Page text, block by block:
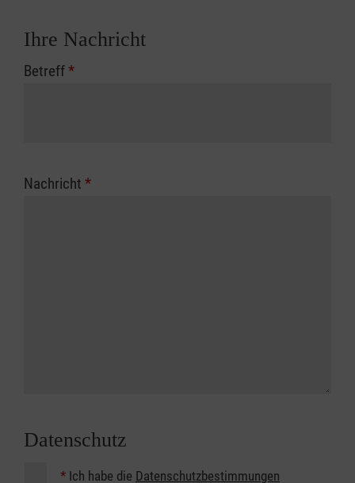
Ihre Nachricht
Betreff*
Nachricht *
Datenschutz
* Ich habe die Datenschutzbestimmungen